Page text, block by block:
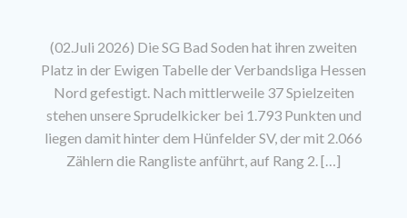
(02.Juli 2026) Die SG Bad Soden hat ihren zweiten
Platz in der Ewigen Tabelle der Verbandsliga Hessen
Nord gefestigt. Nach mittlerweile 37 Spielzeiten
stehen unsere Sprudelkicker bei 1.793 Punkten und
liegen damit hinter dem Hünfelder SV, der mit 2.066
Zählern die Rangliste anführt, auf Rang 2. […]